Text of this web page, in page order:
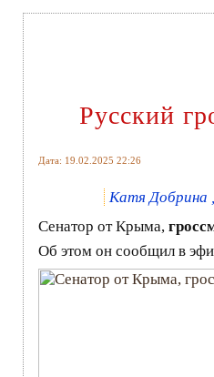
Русский
Дата: 19.02.2025 22:26
Катя Добрина
Сенатор от Крыма,
Об этом он сообщил в